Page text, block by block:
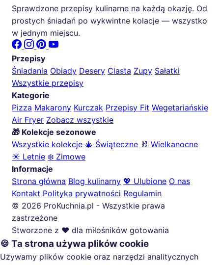
Sprawdzone przepisy kulinarne na każdą okazję. Od
prostych śniadań po wykwintne kolacje — wszystko
w jednym miejscu.
Przepisy
Śniadania Obiady Desery Ciasta Zupy Sałatki
Wszystkie przepisy
Kategorie
Pizza Makarony Kurczak Przepisy Fit Wegetariańskie
Air Fryer Zobacz wszystkie
🎁 Kolekcje sezonowe
Wszystkie kolekcje 🎄 Świąteczne 🐰 Wielkanocne
☀️ Letnie ❄️ Zimowe
Informacje
Strona główna Blog kulinarny 💖 Ulubione O nas
Kontakt Polityka prywatności Regulamin
© 2026 ProKuchnia.pl - Wszystkie prawa
zastrzeżone
Stworzone z ❤️ dla miłośników gotowania
🍪 Ta strona używa plików cookie
Używamy plików cookie oraz narzędzi analitycznych